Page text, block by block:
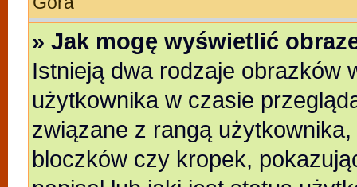
» Jak mogę wyświetlić
Istnieją dwa rodzaje obrazków
użytkownika w czasie
związane z rangą
bloczków czy kropek,